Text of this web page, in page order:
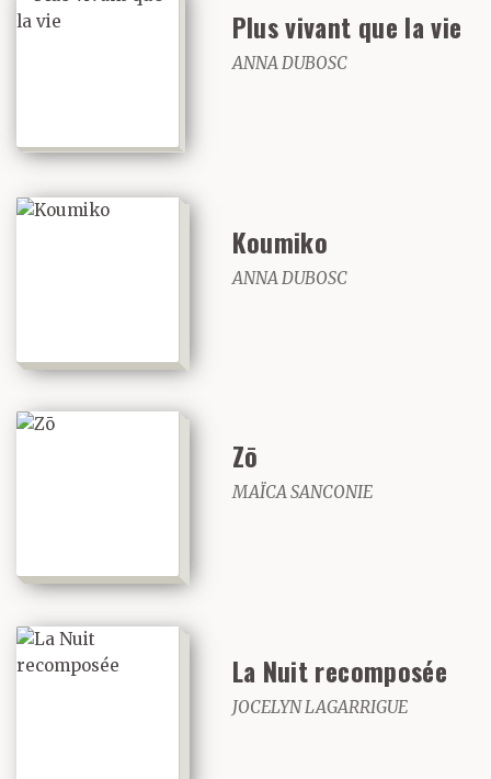
Plus vivant que la vie
ANNA DUBOSC
Koumiko
ANNA DUBOSC
Zō
MAÏCA SANCONIE
La Nuit recomposée
JOCELYN LAGARRIGUE